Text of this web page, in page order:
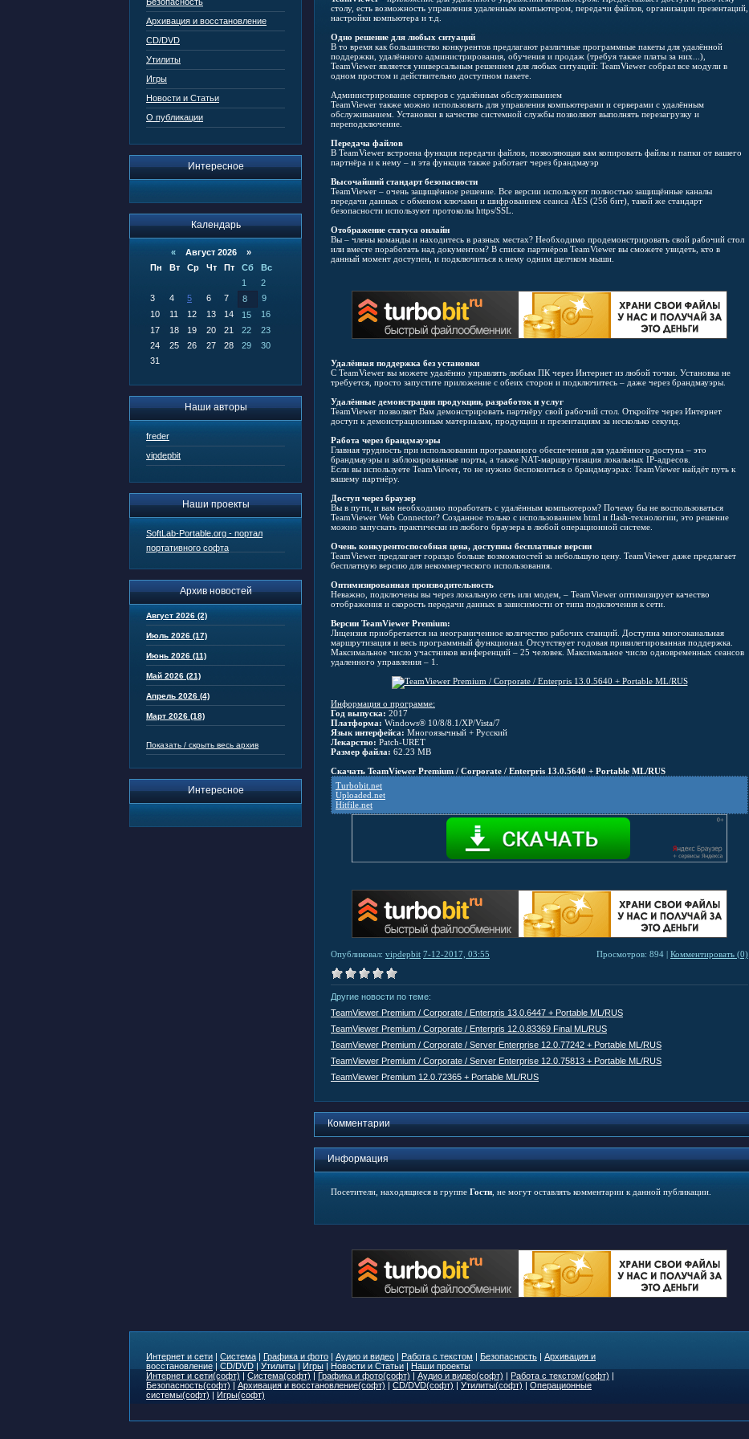
Архивация и восстановление
CD/DVD
Утилиты
Игры
Новости и Статьи
О публикации
Интересное
Календарь
« Август 2026 »
Пн
Вт Ср Чт Пт Сб
Вс
1
2
3
4 5 6 7 8
9
10
11 12 13 14 15
16
17
18 19 20 21 22
23
24
25 26 27 28 29
30
31
Наши авторы
freder
vipdepbit
Наши проекты
SoftLab-Portable.org - портал
портативного софта
Архив новостей
Август 2026 (2)
Июль 2026 (17)
Июнь 2026 (11)
Май 2026 (21)
Апрель 2026 (4)
Март 2026 (18)
Показать / скрыть весь архив
Интересное
столу, есть возможность управления удаленным компьютером, передачи файлов, организации презентаций,
настройки компьютера и т.д.
Одно решение для любых ситуаций
В то время как большинство конкурентов предлагают различные программные пакеты для удалённой
поддержки, удалённого администрирования, обучения и продаж (требуя также платы за них...),
TeamViewer является универсальным решением для любых ситуаций: TeamViewer собрал все модули в
одном простом и действительно доступном пакете.
Администрирование серверов с удалённым обслуживанием
TeamViewer также можно использовать для управления компьютерами и серверами с удалённым
обслуживанием. Установки в качестве системной службы позволяют выполнять перезагрузку и
переподключение.
Передача файлов
В TeamViewer встроена функция передачи файлов, позволяющая вам копировать файлы и папки от вашего
партнёра и к нему – и эта функция также работает через брандмауэр
Высочайший стандарт безопасности
TeamViewer – очень защищённое решение. Все версии используют полностью защищённые каналы
передачи данных с обменом ключами и шифрованием сеанса AES (256 бит), такой же стандарт
безопасности используют протоколы https/SSL.
Отображение статуса онлайн
Вы – члены команды и находитесь в разных местах? Необходимо продемонстрировать свой рабочий стол
или вместе поработать над документом? В списке партнёров TeamViewer вы сможете увидеть, кто в
данный момент доступен, и подключиться к нему одним щелчком мыши.
Удалённая поддержка без установки
С TeamViewer вы можете удалённо управлять любым ПК через Интернет из любой точки. Установка не
требуется, просто запустите приложение с обеих сторон и подключитесь – даже через брандмауэры.
Удалённые демонстрации продукции, разработок и услуг
TeamViewer позволяет Вам демонстрировать партнёру свой рабочий стол. Откройте через Интернет
доступ к демонстрационным материалам, продукции и презентациям за несколько секунд.
Работа через брандмауэры
Главная трудность при использовании программного обеспечения для удалённого доступа – это
брандмауэры и заблокированные порты, а также NAT-маршрутизация локальных IP-адресов.
Если вы используете TeamViewer, то не нужно беспокоиться о брандмауэрах: TeamViewer найдёт путь к
вашему партнёру.
Доступ через браузер
Вы в пути, и вам необходимо поработать с удалённым компьютером? Почему бы не воспользоваться
TeamViewer Web Connector? Созданное только с использованием html и flash-технологии, это решение
можно запускать практически из любого браузера в любой операционной системе.
Очень конкурентоспособная цена, доступны бесплатные версии
TeamViewer предлагает гораздо больше возможностей за небольшую цену. TeamViewer даже предлагает
бесплатную версию для некоммерческого использования.
Оптимизированная производительность
Неважно, подключены вы через локальную сеть или модем, – TeamViewer оптимизирует качество
отображения и скорость передачи данных в зависимости от типа подключения к сети.
Версии TeamViewer Premium:
Лицензия приобретается на неограниченное количество рабочих станций. Доступна многоканальная
маршрутизация и весь программный функционал. Отсутствует годовая привилегированная поддержка.
Максимальное число участников конференций – 25 человек. Максимальное число одновременных сеансов
удаленного управления – 1.
Информация о программе:
Год выпуска: 2017
Платформа: Windows® 10/8/8.1/XP/Vista/7
Язык интерфейса: Многоязычный + Русский
Лекарство: Patch-URET
Размер файла: 62.23 MB
Скачать TeamViewer Premium / Corporate / Enterpris 13.0.5640 + Portable ML/RUS
Turbobit.net
Uploaded.net
Hitfile.net
Опубликовал: vipdepbit 7-12-2017, 03:55 Просмотров: 894 | Комментировать (0)
Другие новости по теме:
TeamViewer Premium / Corporate / Enterpris 13.0.6447 + Portable ML/RUS
TeamViewer Premium / Corporate / Enterpris 12.0.83369 Final ML/RUS
TeamViewer Premium / Corporate / Server Enterprise 12.0.77242 + Portable ML/RUS
TeamViewer Premium / Corporate / Server Enterprise 12.0.75813 + Portable ML/RUS
TeamViewer Premium 12.0.72365 + Portable ML/RUS
Комментарии
Информация
Посетители, находящиеся в группе Гости , не могут оставлять комментарии к данной публикации.
Интернет и сети | Система | Графика и фото | Аудио и видео | Работа с текстом | Безопасность | Архивация и
восстановление | CD/DVD | Утилиты | Игры | Новости и Статьи | Наши проекты
Интернет и сети(софт) | Система(софт) | Графика и фото(софт) | Аудио и видео(софт) | Работа с текстом(софт) |
Безопасность(софт) | Архивация и восстановление(софт) | CD/DVD(софт) | Утилиты(софт) | Операционные
системы(софт) | Игры(софт)